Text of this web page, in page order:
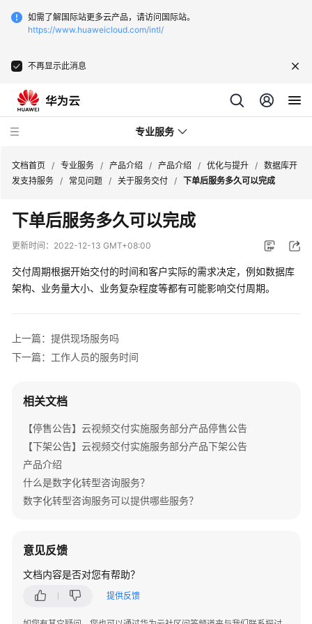
如需了解国际站更多云产品，请访问国际站。
https://www.huaweicloud.com/intl/
不再显示此消息
专业服务
服
务
公
产
绍
产
介
咨
询
规
划
云
与
实
施
文档首页 / 专业服务 / 产品介绍 / 产品介绍 / 优化与提升 / 数据库开
发支持服务 / 常见问题 / 关于服务交付 / 下单后服务多久可以完成
下单后服务多久可以完成
更新时间： 2022-12-13 GMT+08:00
交付周期根据开始交付的时间和客户实际的需求决定，例如数据库
架构、业务量大小、业务复杂程度等都有可能影响交付周期。
上一篇：提供现场服务吗
下一篇：工作人员的服务时间
相关文档
【停售公告】云视频交付实施服务部分产品停售公告
【下架公告】云视频交付实施服务部分产品下架公告
产品介绍
什么是数字化转型咨询服务？
数字化转型咨询服务可以提供哪些服务？
意见反馈
文档内容是否对您有帮助？
提供反馈